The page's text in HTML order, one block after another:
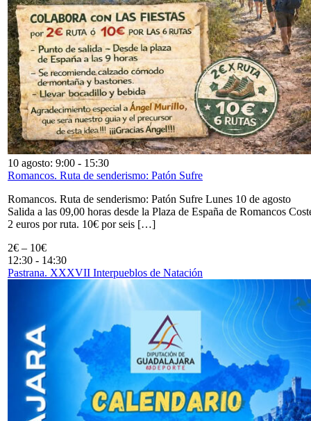
10 agosto: 9:00 - 15:30
Romancos. Ruta de senderismo: Patón Sufre
Romancos. Ruta de senderismo: Patón Sufre Lunes 10 de agosto
Salida a las 09,00 horas desde la Plaza de España de Romancos
2 euros por ruta. 10€ por seis […]
2€ – 10€
12:30 - 14:30
Pastrana. XXXVII Interpueblos de Natación